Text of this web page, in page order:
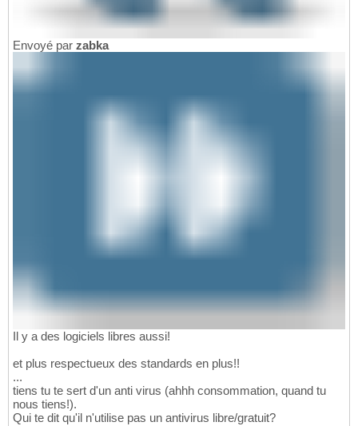
Envoyé par zabka
Il y a des logiciels libres aussi!
et plus respectueux des standards en plus!!
...
tiens tu te sert d'un anti virus (ahhh consommation, quand tu
nous tiens!).
Qui te dit qu'il n'utilise pas un antivirus libre/gratuit?